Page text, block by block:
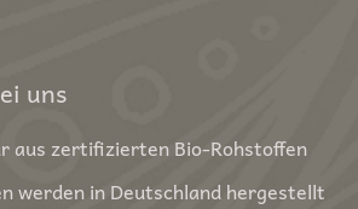
uns
aus zertifizierten Bio-Rohstoffen
werden in Deutschland hergestellt